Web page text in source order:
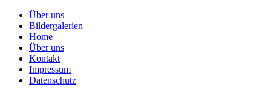
Über uns
Bildergalerien
Home
Über uns
Kontakt
Impressum
Datenschutz